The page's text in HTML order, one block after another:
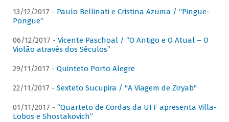
13/12/2017 - Paulo Bellinati e Cristina Azuma / “Pingue-
Pongue”
06/12/2017 - Vicente Paschoal / “O Antigo e O Atual – O
Violão através dos Séculos”
29/11/2017 - Quinteto Porto Alegre
22/11/2017 - Sexteto Sucupira / "A Viagem de Ziryab"
01/11/2017 - “Quarteto de Cordas da UFF apresenta Villa-
Lobos e Shostakovich”